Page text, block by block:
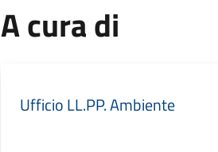
A cura di
Ufficio LL.PP. Ambiente